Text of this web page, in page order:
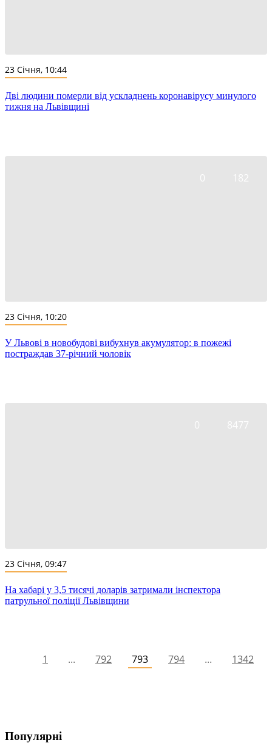
23 Січня, 10:44
Дві людини померли від ускладнень коронавірусу минулого
тижня на Львівщині
0 182
23 Січня, 10:20
У Львові в новобудові вибухнув акумулятор: в пожежі
постраждав 37-річний чоловік
0 8477
23 Січня, 09:47
На хабарі у 3,5 тисячі доларів затримали інспектора
патрульної поліції Львівщини
1 ... 792 793 794 ... 1342
Популярні